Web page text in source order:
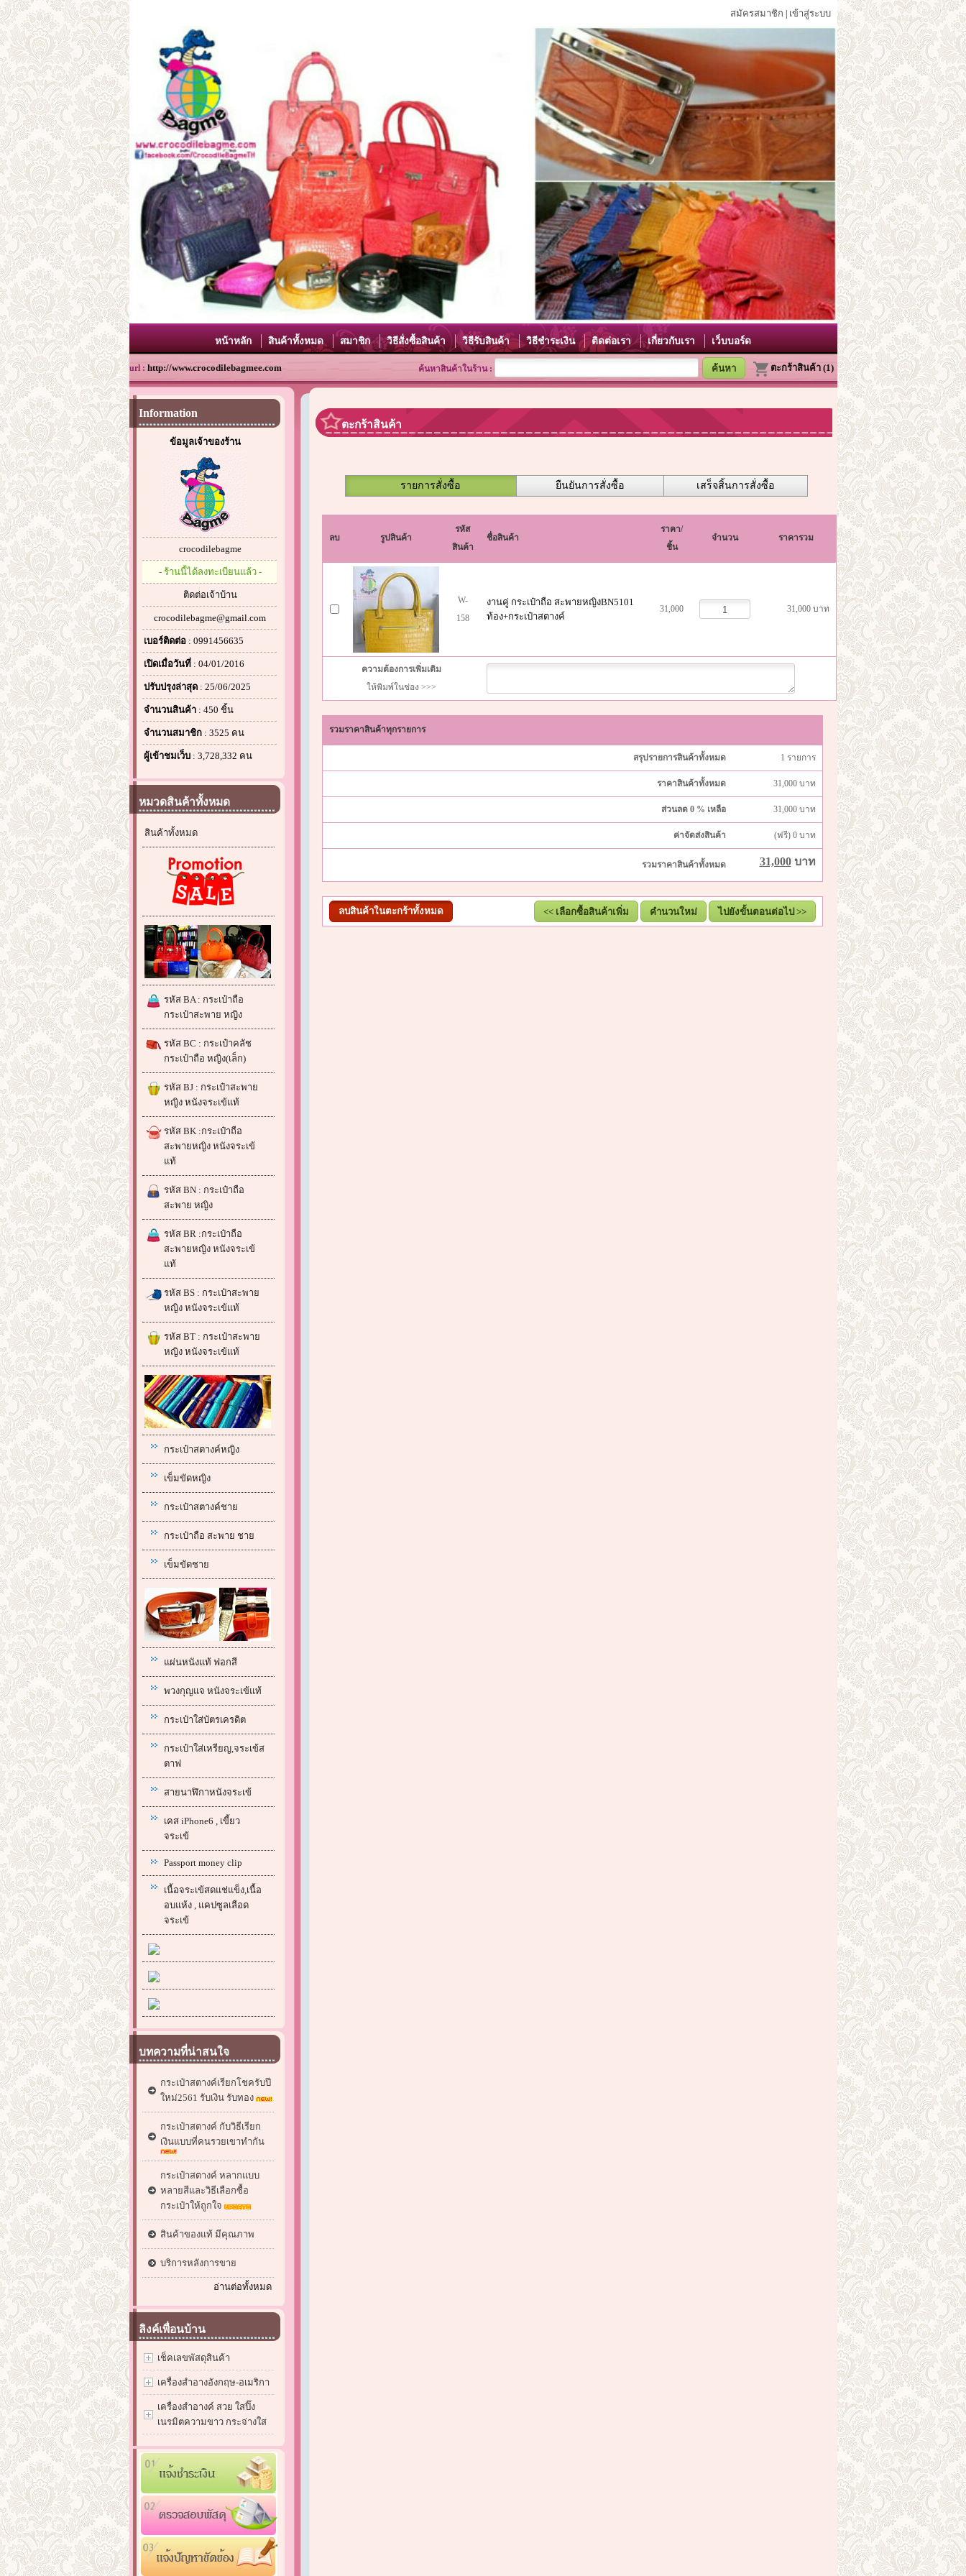
สมัครสมาชิก เข้าสู่ระบบ
หน้าหลัก สินค้าทั้งหมด สมาชิก วิธีสั่งซื้อสินค้า วิธีรับสินค้า วิธีชำระเงิน ติดต่อเรา เกี่ยวกับเรา เว็บบอร์ด
ตะกร้าสินค้า (1)
url : http://www.crocodilebagmee.com ค้นหาสินค้าในร้าน :
Information
ข้อมูลเจ้าของร้าน
crocodilebagme
- ร้านนี้ได้ลงทะเบียนแล้ว -
ติดต่อเจ้าบ้าน
crocodilebagme@gmail.com
เบอร์ติดต่อ: 0991456635
เปิดเมื่อวันที่: 04/01/2016
ปรับปรุงล่าสุด: 25/06/2025
จำนวนสินค้า: 450 ชิ้น
จำนวนสมาชิก: 3525 คน
ผู้เข้าชมเว็บ: 3,728,332 คน
หมวดสินค้าทั้งหมด
สินค้าทั้งหมด
รหัส BA : กระเป๋าถือ
กระเป๋าสะพาย หญิง
รหัส BC : กระเป๋าคลัช
กระเป๋าถือ หญิง(เล็ก)
รหัส BJ : กระเป๋าสะพาย
หญิง หนังจระเข้แท้
รหัส BK :กระเป๋าถือ
สะพายหญิง หนังจระเข้
แท้
รหัส BN : กระเป๋าถือ
สะพาย หญิง
รหัส BR :กระเป๋าถือ
สะพายหญิง หนังจระเข้
แท้
รหัส BS : กระเป๋าสะพาย
หญิง หนังจระเข้แท้
รหัส BT : กระเป๋าสะพาย
หญิง หนังจระเข้แท้
กระเป๋าสตางค์หญิง
เข็มขัดหญิง
กระเป๋าสตางค์ชาย
กระเป๋าถือ สะพาย ชาย
เข็มขัดชาย
แผ่นหนังแท้ ฟอกสี
พวงกุญแจ หนังจระเข้แท้
กระเป๋าใส่บัตรเครดิต
กระเป๋าใส่เหรียญ,จระเข้ส
ตาฟ
สายนาฬิกาหนังจระเข้
เคส iPhone6 , เขี้ยว
จระเข้
Passport money clip
เนื้อจระเข้สดแช่แข็ง,เนื้อ
อบแห้ง , แคปซูลเลือด
จระเข้
บทความที่น่าสนใจ
กระเป๋าสตางค์เรียกโชครับปี
ใหม่2561 รับเงิน รับทอง
กระเป๋าสตางค์ กับวิธีเรียก
เงินแบบที่คนรวยเขาทำกัน
กระเป๋าสตางค์ หลากแบบ
หลายสีและวิธีเลือกซื้อ
กระเป๋าให้ถูกใจ
สินค้าของแท้ มีคุณภาพ
บริการหลังการขาย
อ่านต่อทั้งหมด
ลิงค์เพื่อนบ้าน
เช็คเลขพัสดุสินค้า
เครื่องสำอางอังกฤษ-อเมริกา
เครื่องสำอางค์ สวย ใสปิ๊ง
เนรมิตความขาว กระจ่างใส
ตะกร้าสินค้า
รายการสั่งซื้อ ยืนยันการสั่งซื้อ เสร็จสิ้นการสั่งซื้อ
ลบ รูปสินค้า
รหัส
สินค้า
ชื่อสินค้า
ราคา/
ชิ้น
จำนวน ราคารวม
W-
158
งานคู่ กระเป๋าถือ สะพายหญิงBN5101
ท้อง+กระเป๋าสตางค์
31,000 31,000 บาท
ความต้องการเพิ่มเติม
ให้พิมพ์ในช่อง >>>
รวมราคาสินค้าทุกรายการ
สรุปรายการสินค้าทั้งหมด 1 รายการ
ราคาสินค้าทั้งหมด 31,000บาท
ส่วนลด 0 % เหลือ 31,000 บาท
ค่าจัดส่งสินค้า (ฟรี) 0 บาท
รวมราคาสินค้าทั้งหมด 31,000บาท